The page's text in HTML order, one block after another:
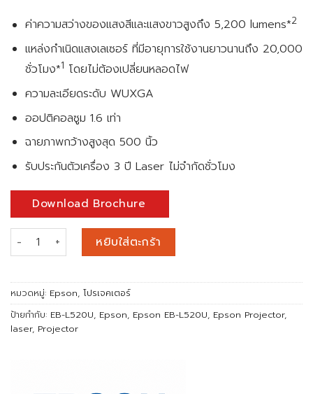
ค่าความสว่างของแสงสีและแสงขาวสูงถึง 5,200 lumens*2
แหล่งกำเนิดแสงเลเซอร์ ที่มีอายุการใช้งานยาวนานถึง 20,000
ชั่วโมง*1 โดยไม่ต้องเปลี่ยนหลอดไฟ
ความละเอียดระดับ WUXGA
ออปติคอลซูม 1.6 เท่า
ฉายภาพกว้างสูงสุด 500 นิ้ว
รับประกันตัวเครื่อง 3 ปี Laser ไม่จำกัดชั่วโมง
Download Brochure
จำนวน Epson EB-L520U WUXGA 3LCD Laser Projector
หยิบใส่ตะกร้า
หมวดหมู่: Epson, โปรเจคเตอร์
ป้ายกำกับ: EB-L520U, Epson, Epson EB-L520U, Epson Projector,
laser, Projector